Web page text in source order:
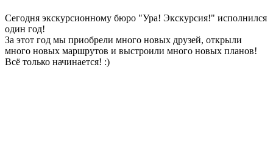
Сегодня экскурсионному бюро "Ура! Экскурсия!" исполнился
один год!
За этот год мы приобрели много новых друзей, открыли
много новых маршрутов и выстроили много новых планов!
Всё только начинается! :)